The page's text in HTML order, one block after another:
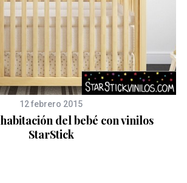
12 febrero 2015
del bebé con vinilos
StarStick